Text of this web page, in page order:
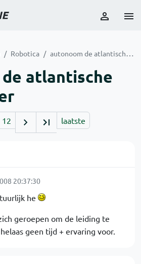
Robotica autonoom de atlantische oceaan over
atlantische
12 laatste
20:37:30
he
geroepen om de leiding te
geen tijd + ervaring voor.